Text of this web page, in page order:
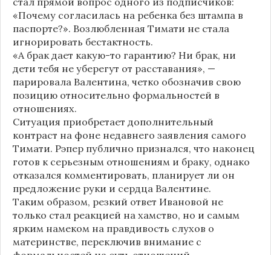
«Почему согласилась на ребенка без штампа в
паспорте?». Возлюбленная Тимати не стала
игнорировать бестактность.
«А брак дает какую-то гарантию? Ни брак, ни
дети тебя не уберегут от расставания», —
парировала Валентина, четко обозначив свою
позицию относительно формальностей в
отношениях.
Ситуация приобретает дополнительный
контраст на фоне недавнего заявления самого
Тимати. Рэпер публично признался, что наконец
готов к серьезным отношениям и браку, однако
отказался комментировать, планирует ли он
предложение руки и сердца Валентине.
Таким образом, резкий ответ Ивановой не
только стал реакцией на хамство, но и самым
ярким намеком на правдивость слухов о
материнстве, переключив внимание с